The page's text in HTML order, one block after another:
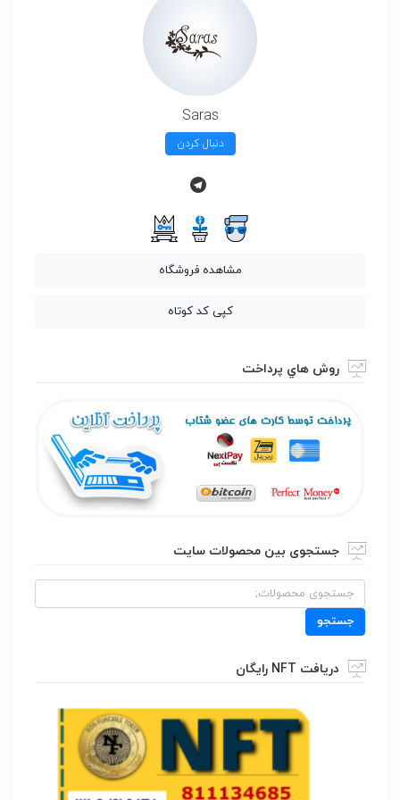
Saras
دنبال کردن
مشاهده فروشگاه
کپی کد کوتاه
روش هاي پرداخت
جستجوی بین محصولات سایت
جستجو
برای:
جستجو
دریافت NFT رایگان